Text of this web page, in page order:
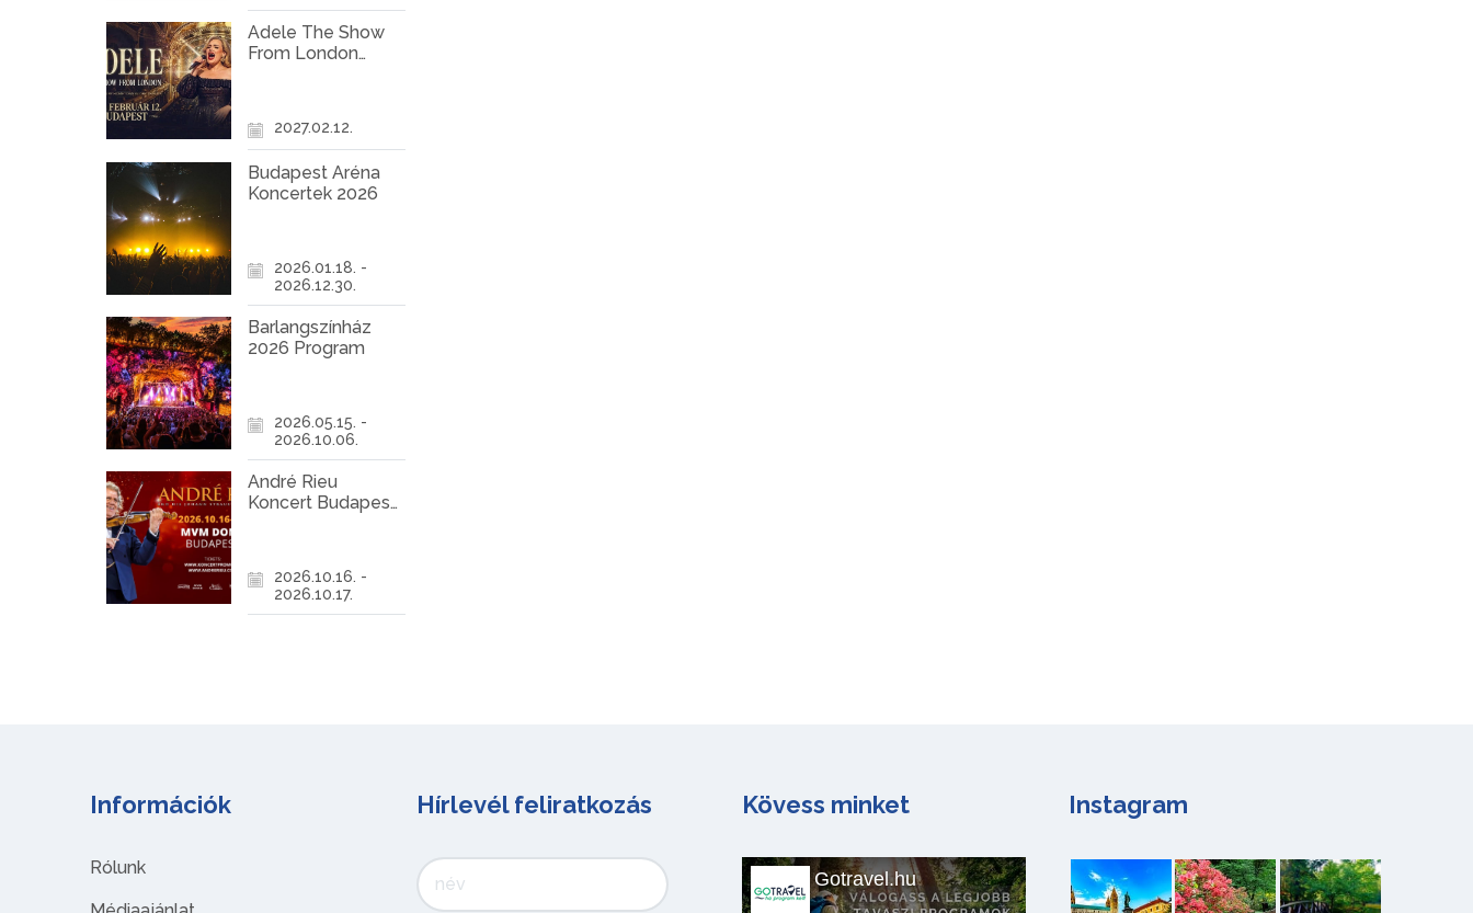
Adele The Show
From London
2027.02.12.
Budapest Aréna
Koncertek 2026
2026.01.18. -
2026.12.30.
Barlangszínház
2026 Program
2026.05.15. -
2026.10.06.
André Rieu
Koncert Budapest
2026.10.16. -
2026.10.17.
Információk
Rólunk
Hírlevél feliratkozás Kövess minket
Gotravel.hu
Instagram